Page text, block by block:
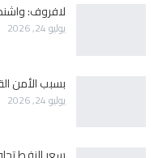
لافروف:
يوليو 24, 2026
بسبب الأمن
يوليو 24, 2026